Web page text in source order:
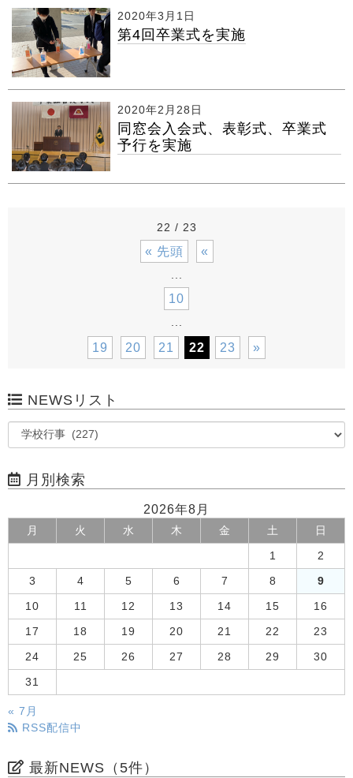
2020年3月1日
第4回卒業式を実施
2020年2月28日
同窓会入会式、表彰式、卒業式
予行を実施
22 / 23
« 先頭 «
10
19 20 21 22 23 »
NEWSリスト
月別検索
2026年8月
月 火 水 木 金 土 日
1 2
3 4 5 6 7 8 9
10 11 12 13 14 15 16
17 18 19 20 21 22 23
24 25 26 27 28 29 30
31
« 7月
RSS配信中
最新NEWS（5件）